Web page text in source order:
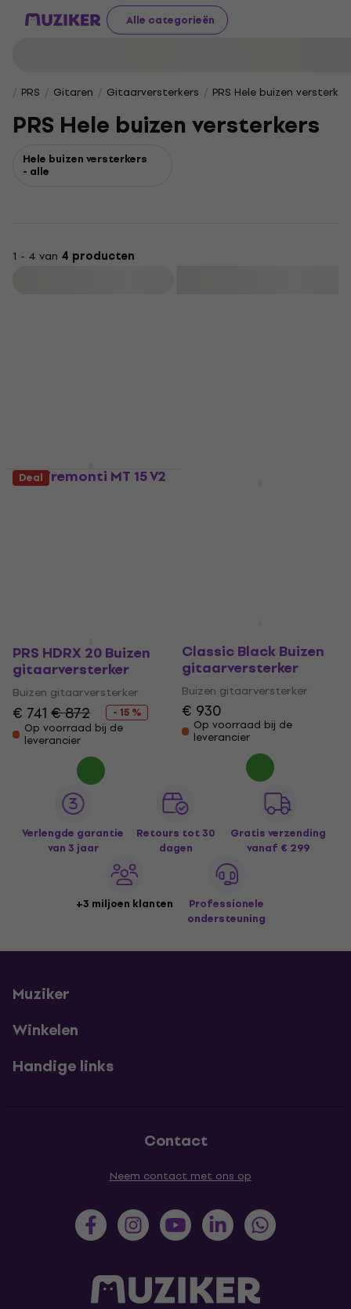
Alle categorieën
PRS Gitaren Gitaarversterkers PRS Hele buizen
PRS Hele buizen versterkers
Hele buizen versterkers
- alle
1 - 4 van 4 producten
PRS Tremonti MT 15 V2
Black Buizen
Deal
PRS HDRX 20 Buizen
gitaarversterker
Buizen gitaarversterker
€ 741 € 872
- 15 %
Op voorraad bij de
leverancier
Classic Black Buizen
gitaarversterker
Buizen gitaarversterker
€ 930
Op voorraad bij de
leverancier
Verlengde garantie
van 3 jaar
Retours tot 30
dagen
Gratis verzending
vanaf € 299
+3 miljoen klanten
Professionele
ondersteuning
Muziker
Winkelen
Handige links
Contact
Neem contact met ons op